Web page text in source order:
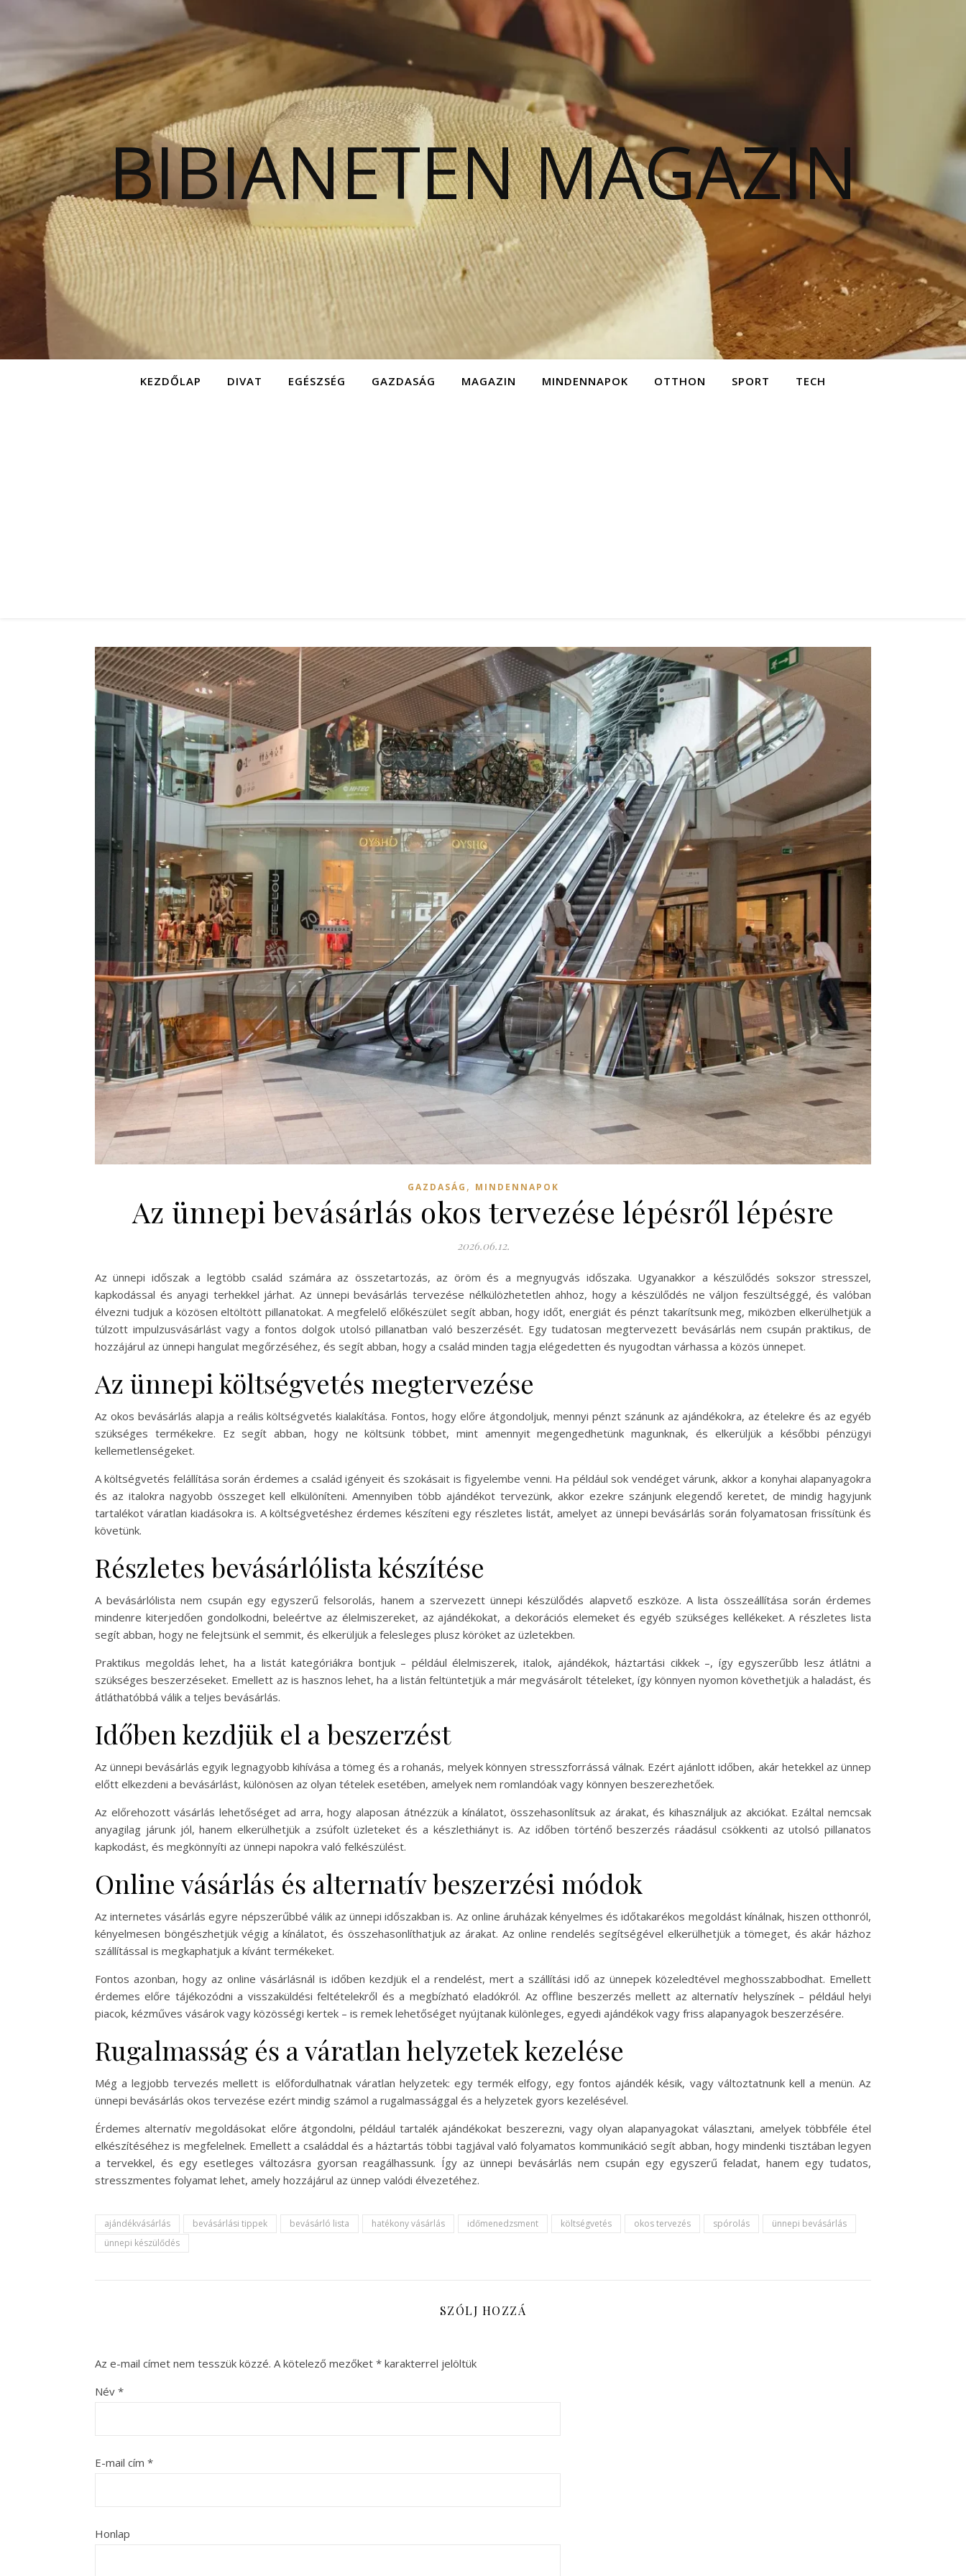
BIBIANETEN MAGAZIN
KEZDŐLAP DIVAT EGÉSZSÉG GAZDASÁG MAGAZIN MINDENNAPOK OTTHON SPORT TECH
GAZDASÁG , MINDENNAPOK
Az ünnepi bevásárlás okos tervezése lépésről lépésre
2026.06.12.
Az ünnepi időszak a legtöbb család számára az összetartozás, az öröm és a megnyugvás időszaka. Ugyanakkor a készülődés sokszor stresszel,
kapkodással és anyagi terhekkel járhat. Az ünnepi bevásárlás tervezése nélkülözhetetlen ahhoz, hogy a készülődés ne váljon feszültséggé, és valóban
élvezni tudjuk a közösen eltöltött pillanatokat. A megfelelő előkészület segít abban, hogy időt, energiát és pénzt takarítsunk meg, miközben elkerülhetjük a
túlzott impulzusvásárlást vagy a fontos dolgok utolsó pillanatban való beszerzését. Egy tudatosan megtervezett bevásárlás nem csupán praktikus, de
hozzájárul az ünnepi hangulat megőrzéséhez, és segít abban, hogy a család minden tagja elégedetten és nyugodtan várhassa a közös ünnepet.
Az ünnepi költségvetés megtervezése
Az okos bevásárlás alapja a reális költségvetés kialakítása. Fontos, hogy előre átgondoljuk, mennyi pénzt szánunk az ajándékokra, az ételekre és az egyéb
szükséges termékekre. Ez segít abban, hogy ne költsünk többet, mint amennyit megengedhetünk magunknak, és elkerüljük a későbbi pénzügyi
kellemetlenségeket.
A költségvetés felállítása során érdemes a család igényeit és szokásait is figyelembe venni. Ha például sok vendéget várunk, akkor a konyhai alapanyagokra
és az italokra nagyobb összeget kell elkülöníteni. Amennyiben több ajándékot tervezünk, akkor ezekre szánjunk elegendő keretet, de mindig hagyjunk
tartalékot váratlan kiadásokra is. A költségvetéshez érdemes készíteni egy részletes listát, amelyet az ünnepi bevásárlás során folyamatosan frissítünk és
követünk.
Részletes bevásárlólista készítése
A bevásárlólista nem csupán egy egyszerű felsorolás, hanem a szervezett ünnepi készülődés alapvető eszköze. A lista összeállítása során érdemes
mindenre kiterjedően gondolkodni, beleértve az élelmiszereket, az ajándékokat, a dekorációs elemeket és egyéb szükséges kellékeket. A részletes lista
segít abban, hogy ne felejtsünk el semmit, és elkerüljük a felesleges plusz köröket az üzletekben.
Praktikus megoldás lehet, ha a listát kategóriákra bontjuk – például élelmiszerek, italok, ajándékok, háztartási cikkek –, így egyszerűbb lesz átlátni a
szükséges beszerzéseket. Emellett az is hasznos lehet, ha a listán feltüntetjük a már megvásárolt tételeket, így könnyen nyomon követhetjük a haladást, és
átláthatóbbá válik a teljes bevásárlás.
Időben kezdjük el a beszerzést
Az ünnepi bevásárlás egyik legnagyobb kihívása a tömeg és a rohanás, melyek könnyen stresszforrássá válnak. Ezért ajánlott időben, akár hetekkel az ünnep
előtt elkezdeni a bevásárlást, különösen az olyan tételek esetében, amelyek nem romlandóak vagy könnyen beszerezhetőek.
Az előrehozott vásárlás lehetőséget ad arra, hogy alaposan átnézzük a kínálatot, összehasonlítsuk az árakat, és kihasználjuk az akciókat. Ezáltal nemcsak
anyagilag járunk jól, hanem elkerülhetjük a zsúfolt üzleteket és a készlethiányt is. Az időben történő beszerzés ráadásul csökkenti az utolsó pillanatos
kapkodást, és megkönnyíti az ünnepi napokra való felkészülést.
Online vásárlás és alternatív beszerzési módok
Az internetes vásárlás egyre népszerűbbé válik az ünnepi időszakban is. Az online áruházak kényelmes és időtakarékos megoldást kínálnak, hiszen otthonról,
kényelmesen böngészhetjük végig a kínálatot, és összehasonlíthatjuk az árakat. Az online rendelés segítségével elkerülhetjük a tömeget, és akár házhoz
szállítással is megkaphatjuk a kívánt termékeket.
Fontos azonban, hogy az online vásárlásnál is időben kezdjük el a rendelést, mert a szállítási idő az ünnepek közeledtével meghosszabbodhat. Emellett
érdemes előre tájékozódni a visszaküldési feltételekről és a megbízható eladókról. Az offline beszerzés mellett az alternatív helyszínek – például helyi
piacok, kézműves vásárok vagy közösségi kertek – is remek lehetőséget nyújtanak különleges, egyedi ajándékok vagy friss alapanyagok beszerzésére.
Rugalmasság és a váratlan helyzetek kezelése
Még a legjobb tervezés mellett is előfordulhatnak váratlan helyzetek: egy termék elfogy, egy fontos ajándék késik, vagy változtatnunk kell a menün. Az
ünnepi bevásárlás okos tervezése ezért mindig számol a rugalmassággal és a helyzetek gyors kezelésével.
Érdemes alternatív megoldásokat előre átgondolni, például tartalék ajándékokat beszerezni, vagy olyan alapanyagokat választani, amelyek többféle étel
elkészítéséhez is megfelelnek. Emellett a családdal és a háztartás többi tagjával való folyamatos kommunikáció segít abban, hogy mindenki tisztában legyen
a tervekkel, és egy esetleges változásra gyorsan reagálhassunk. Így az ünnepi bevásárlás nem csupán egy egyszerű feladat, hanem egy tudatos,
stresszmentes folyamat lehet, amely hozzájárul az ünnep valódi élvezetéhez.
ajándékvásárlás bevásárlási tippek bevásárló lista hatékony vásárlás időmenedzsment költségvetés okos tervezés spórolás
ünnepi bevásárlás
ünnepi készülődés
SZÓLJ HOZZÁ
Az e-mail címet nem tesszük közzé. A kötelező mezőket * karakterrel jelöltük
Név *
E-mail cím *
Honlap